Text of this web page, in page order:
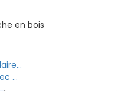
en bois
...